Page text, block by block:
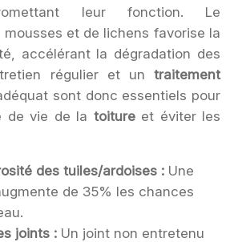
leur fonction. Le
et de lichens favorise la
accélérant la dégradation des
régulier et un traitement
sont donc essentiels pour
de vie de la toiture et éviter les
des tuiles/ardoises : Une
de 35% les chances
joints : Un joint non entretenu